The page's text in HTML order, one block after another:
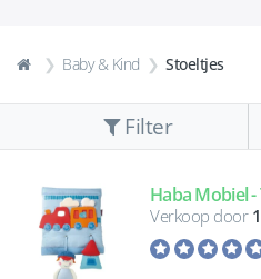
Baby & Kind Stoeltjes
Filter
Haba Mobiel
Verkoop door